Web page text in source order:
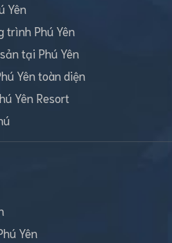
Yên
trình Phú Yên
tại Phú Yên
Yên toàn diện
Yên Resort
Yên